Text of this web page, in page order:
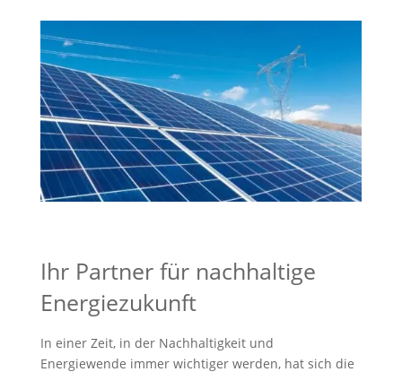
Ihr Partner für nachhaltige
Energiezukunft
In einer Zeit, in der Nachhaltigkeit und
Energiewende immer wichtiger werden, hat sich die